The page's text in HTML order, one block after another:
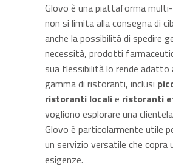
Glovo è una piattaforma
non si limita alla consegna di
anche la possibilità di spedire
necessità, prodotti
sua flessibilità lo rende adatto
gamma di ristoranti, inclusi
ristoranti localie ristoranti
vogliono esplorare una
Glovo è particolarmente utile
un servizio versatile che copra
esigenze.